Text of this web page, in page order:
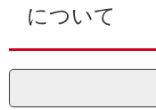
について